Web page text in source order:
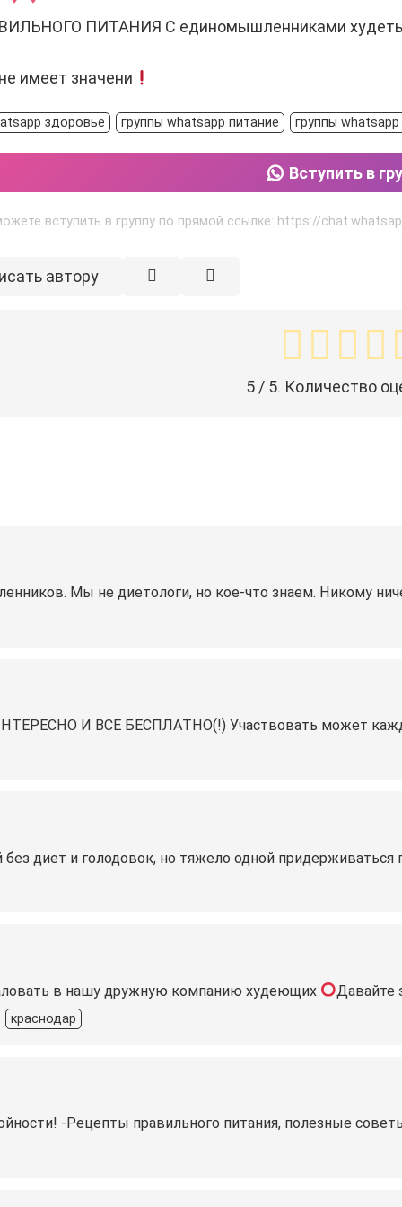
ПИТАНИЯ С единомышленниками худеть
имеет значени
здоровье группы whatsapp питание группы whatsapp
Вступить в
вступить в группу по прямой ссылке: https://
автору
5 / 5. Количество
Мы не диетологи, но кое-что знаем. Никому
И ВСЕ БЕСПЛАТНО(!) Участвовать может
диет и голодовок, но тяжело одной придерживаться
в нашу дружную компанию худеющих Давайте
краснодар
-Рецепты правильного питания, полезные